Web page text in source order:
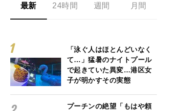
最新 24時間 週間 月間
「泳ぐ人はほとんどいなく
て…」猛暑のナイトプール
で起きていた異変…港区女
子が明かすその実態
プーチンの絶望「もはや頼